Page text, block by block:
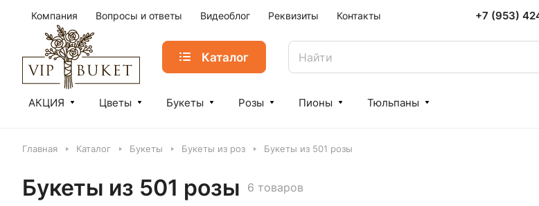
Компания Вопросы и ответы Видеоблог Реквизиты Контакты +7 (953)
Каталог
АКЦИЯ Цветы Букеты Розы Пионы Тюльпаны
Главная Каталог Букеты Букеты из роз Букеты из 501 розы
Букеты из 501 розы 6 товаров